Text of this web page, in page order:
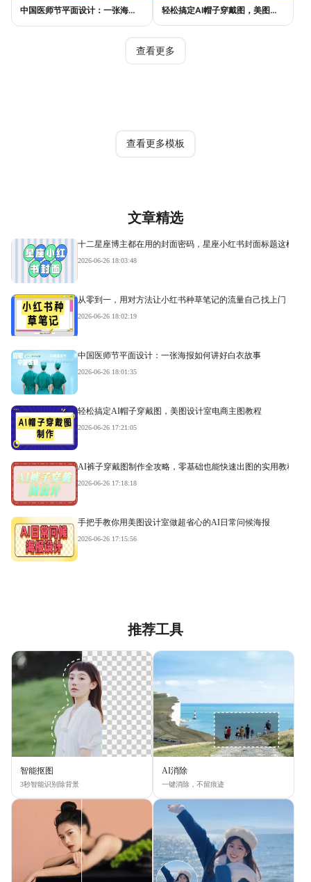
中国医师节平面设计：一张海报如何讲好白衣故事 轻松搞定AI帽子穿戴图，美图设计室电商主图教程
查看更多
查看更多模板
文章精选
十二星座博主都在用的封面密码，星座小红书封面标题这样写
2026-06-26 18:03:48
从零到一，用对方法让小红书种草笔记的流量自己找上门
2026-06-26 18:02:19
中国医师节平面设计：一张海报如何讲好白衣故事
2026-06-26 18:01:35
轻松搞定AI帽子穿戴图，美图设计室电商主图教程
2026-06-26 17:21:05
AI裤子穿戴图制作全攻略，零基础也能快速出图的实用教程
2026-06-26 17:18:18
手把手教你用美图设计室做超省心的AI日常问候海报
2026-06-26 17:15:56
推荐工具
智能抠图
3秒智能识别除背景
AI消除
一键消除，不留痕迹